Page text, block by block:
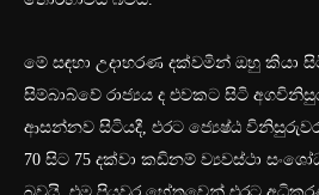
මේ සඳහා උදාහරණ දක්වමින් ඔහු කියා
සිම්බාබ්වේ රාජ්‍යය ද එවකට සිටි
ආසන්නව සිටියදී, එරට ජ්‍යෙෂ්ඨ
70 සිට 75 දක්වා කඩිනම් ව්‍යවස්ථා